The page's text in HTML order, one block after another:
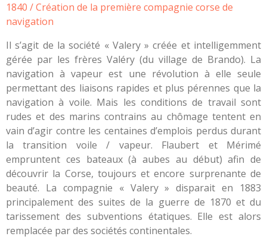
1840 / Création de la première compagnie corse de
navigation
Il s’agit de la société « Valery » créée et intelligemment
gérée par les frères Valéry (du village de Brando). La
navigation à vapeur est une révolution à elle seule
permettant des liaisons rapides et plus pérennes que la
navigation à voile. Mais les conditions de travail sont
rudes et des marins contrains au chômage tentent en
vain d’agir contre les centaines d’emplois perdus durant
la transition voile / vapeur. Flaubert et Mérimé
empruntent ces bateaux (à aubes au début) afin de
découvrir la Corse, toujours et encore surprenante de
beauté. La compagnie « Valery » disparait en 1883
principalement des suites de la guerre de 1870 et du
tarissement des subventions étatiques. Elle est alors
remplacée par des sociétés continentales.